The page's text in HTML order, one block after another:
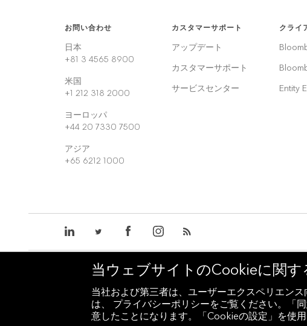
お問い合わせ
日本
+81 3 4565 8900
米国
+1 212 318 2000
ヨーロッパ
+44 20 7330 7500
アジア
+65 6212 1000
カスタマーサポート
アップデート
カスタマーサポート
サービスセンター
クライ
Entity
© 2026 Bloomberg Finance L.P. 無断複写・複製・転載を禁じ
個人情報保護方針 サービス要綱 ブルームバーグ本社 プレスルーム
当ウェブサイトのCookieに関
当社および第三者は、ユーザーエクスペリエン
は、 プライバシーポリシーをご覧ください。「
意したことになります。「Cookieの設定」を使